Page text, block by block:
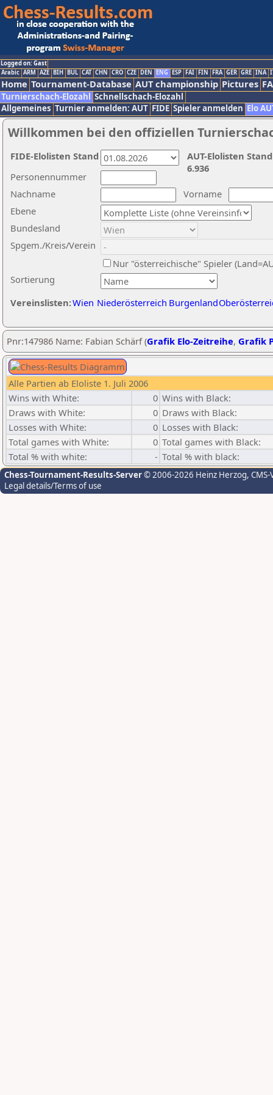
Logged on: Gast
Arabic ARM AZE BIH BUL CAT CHN CRO CZE DEN ENG ESP FAI FIN FRA GER GRE INA
Home Tournament-Database AUT championship Pictures
Turnierschach-Elozahl Schnellschach-Elozahl
Allgemeines Turnier anmelden: AUT FIDE Spieler anmelden Elo
Willkommen bei den offiziellen
Nachname
Vorname
Ebene
Sortierung
Personennummer
Bundesland
Spgem./Kreis/Verein
Nur "österreichische" Spieler
Vereinslisten:Wien Niederösterreich Burgenland
AUT-Elolisten
6.936
FIDE-Elolisten Stand
Pnr:147986 Name: Fabian Schärf (Grafik Elo-Zeitreihe, Grafik
Alle Partien ab Eloliste 1. Juli 2006
Wins with White:
0 Wins with Black:
Draws with White:
0 Draws with Black:
Losses with White:
0 Losses with Black:
Total games with White:
0 Total games with Black:
Total % with white:
- Total % with black:
Chess-Tournament-Results-Server© 2006-2026 Heinz Herzog,
Legal details/Terms of use